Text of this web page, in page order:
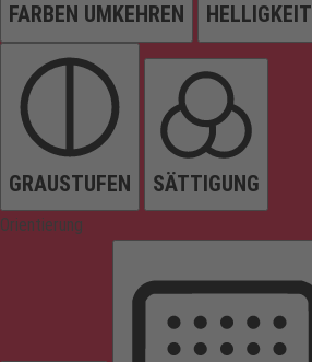
FARBEN UMKEHREN HELLIGKEIT
GRAUSTUFEN SÄTTIGUNG
Orientierung